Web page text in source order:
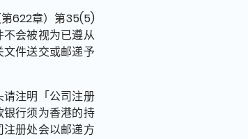
622章）第35(5)
会被视为已遵从
文件送交或邮递予
注明「公司注册
行须为香港的持
注册处会以邮递方